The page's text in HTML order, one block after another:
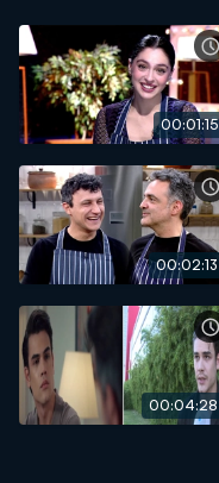
00:01:15
00:02:13
00:04:28